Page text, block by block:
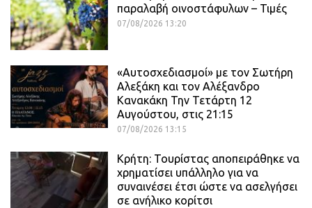
παραλαβή οινοστάφυλων – Τιμές
07/08/2026 13:20
«Αυτοσχεδιασμοί» με τον Σωτήρη
Αλεξάκη και τον Αλέξανδρο
Κανακάκη Την Τετάρτη 12
Αυγούστου, στις 21:15
07/08/2026 13:15
Κρήτη: Τουρίστας αποπειράθηκε να
χρηματίσει υπάλληλο για να
συναινέσει έτσι ώστε να ασελγήσει
σε ανήλικο κορίτσι